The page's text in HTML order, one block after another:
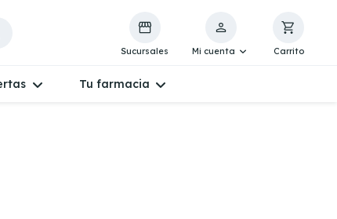
Sucursales Mi cuenta Carrito
Tu farmacia